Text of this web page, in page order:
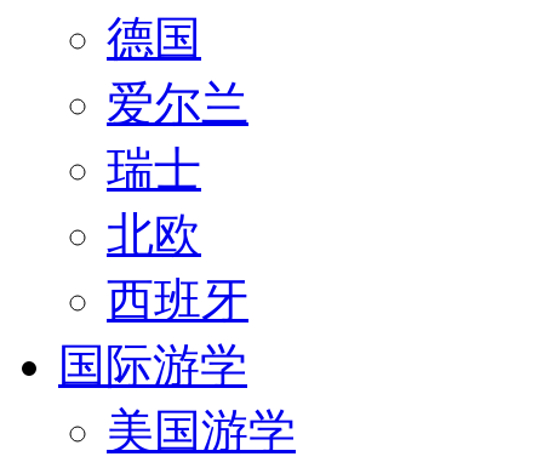
德国
爱尔兰
瑞士
北欧
西班牙
国际游学
美国游学